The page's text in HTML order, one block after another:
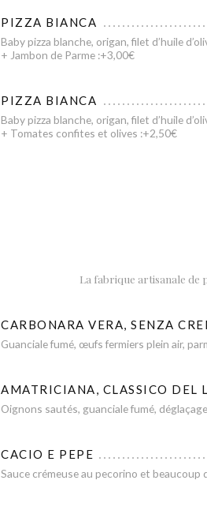
PIZZA BIANCA
Baby pizza blanche, origan, filet d’huile
+ Jambon de Parme :+3,00€
PIZZA BIANCA
Baby pizza blanche, origan, filet d’huile
+ Tomates confites et olives :+2,50€
La fabrique artisanale de
CARBONARA VERA, SENZA
Guanciale fumé, œufs fermiers plein air,
AMATRICIANA, CLASSICO DEL
Oignons sautés, guanciale fumé,
CACIO E PEPE
Sauce crémeuse au pecorino et beaucoup